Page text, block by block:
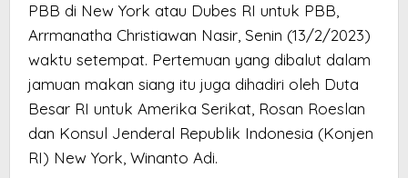
PBB di New York atau Dubes RI untuk PBB,
Arrmanatha Christiawan Nasir, Senin (13/2/2023)
waktu setempat. Pertemuan yang dibalut dalam
jamuan makan siang itu juga dihadiri oleh Duta
Besar RI untuk Amerika Serikat, Rosan Roeslan
dan Konsul Jenderal Republik Indonesia (Konjen
RI) New York, Winanto Adi.